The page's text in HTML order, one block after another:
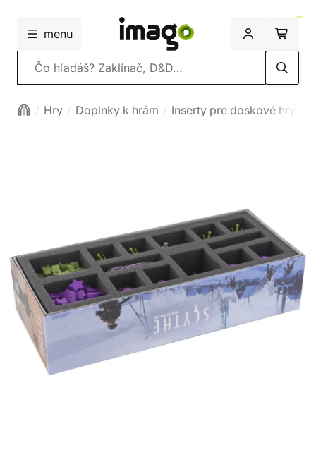
menu
Vyhľadávanie
Hry Doplnky k hrám Inserty pre doskové hry